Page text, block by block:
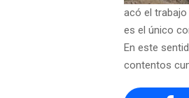
acó el trabajo
es el único
En este
contentos